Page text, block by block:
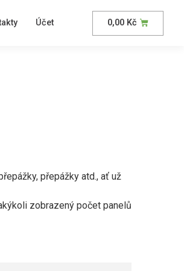
Účet 0,00 Kč
přepážky atd., ať už
zobrazený počet panelů